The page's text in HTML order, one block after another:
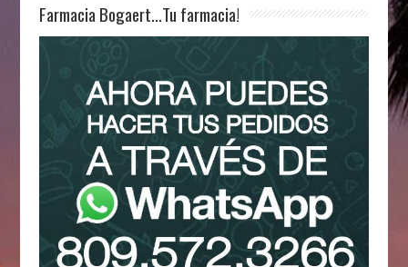
Farmacia Bogaert…Tu farmacia!